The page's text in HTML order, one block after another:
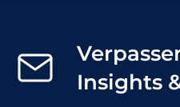
Insights